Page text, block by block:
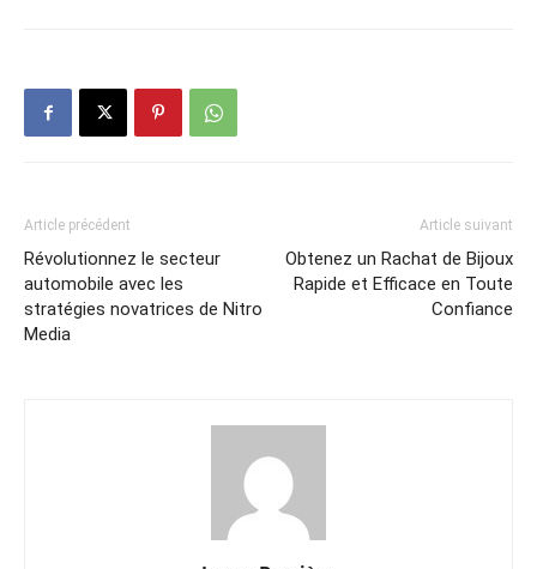
Article précédent
Révolutionnez le secteur
automobile avec les
stratégies novatrices de Nitro
Media
Article suivant
Obtenez un Rachat de Bijoux
Rapide et Efficace en Toute
Confiance